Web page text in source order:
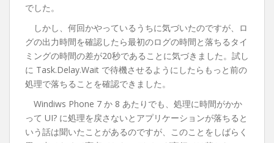
でした。
しかし、何回かやっているうちに気づいたのですが、ロ
グの出力時間を確認したら最初のログの時間と落ちるタイ
ミングの時間の差が20秒であることに気づきました。試し
に Task.Delay.Wait で待機させるようにしたらもっと前の
処理で落ちることを確認できました。
Windiws Phone 7 か 8 あたりでも、処理に時間がかか
って UI? に処理を戻さないとアプリケーションが落ちると
いう話は聞いたことがあるのですが、このことをしばらく